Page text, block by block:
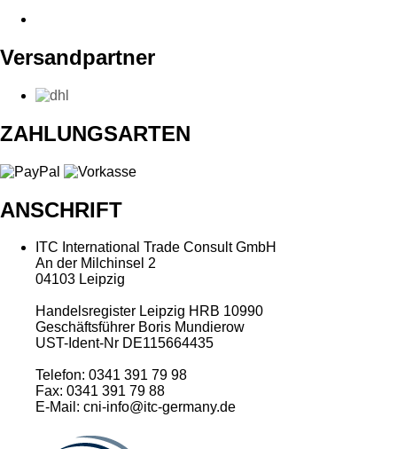
Versandpartner
ZAHLUNGSARTEN
ANSCHRIFT
ITC International Trade Consult GmbH
An der Milchinsel 2
04103 Leipzig
Handelsregister Leipzig HRB 10990
Geschäftsführer Boris Mundierow
UST-Ident-Nr DE115664435
Telefon: 0341 391 79 98
Fax: 0341 391 79 88
E-Mail: cni-info@itc-germany.de